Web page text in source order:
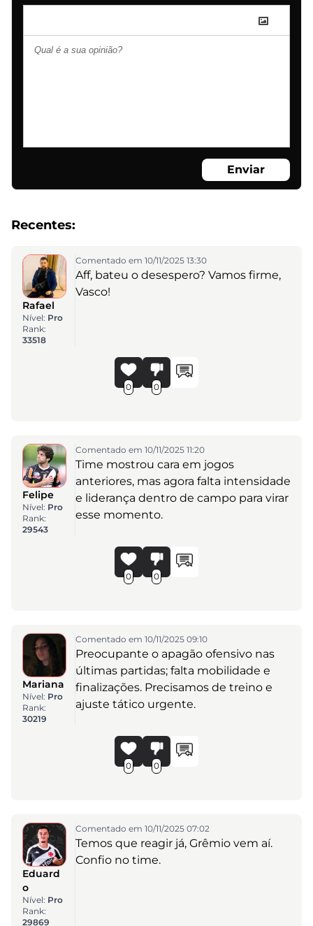
Enviar
Recentes:
Rafael
Nível: Pro
Rank:
33518
Comentado em 10/11/2025 13:30
Aff, bateu o desespero? Vamos firme,
Vasco!
0 0
Felipe
Nível: Pro
Rank:
29543
Comentado em 10/11/2025 11:20
Time mostrou cara em jogos
anteriores, mas agora falta intensidade
e liderança dentro de campo para virar
esse momento.
0 0
Mariana
Nível: Pro
Rank:
30219
Comentado em 10/11/2025 09:10
Preocupante o apagão ofensivo nas
últimas partidas; falta mobilidade e
finalizações. Precisamos de treino e
ajuste tático urgente.
0 0
Eduard
o
Nível: Pro
Rank:
29869
Comentado em 10/11/2025 07:02
Temos que reagir já, Grêmio vem aí.
Confio no time.